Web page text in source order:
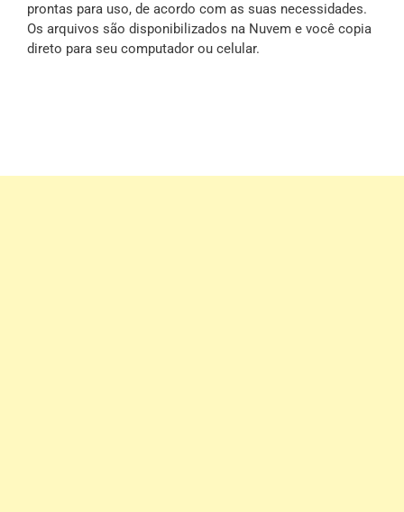
prontas para uso, de acordo com as suas necessidades.
Os arquivos são disponibilizados na Nuvem e você copia
direto para seu computador ou celular.